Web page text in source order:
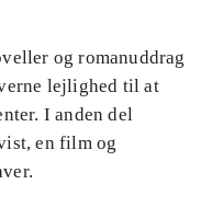
og romanuddrag
lejlighed til at
I anden del
en film og